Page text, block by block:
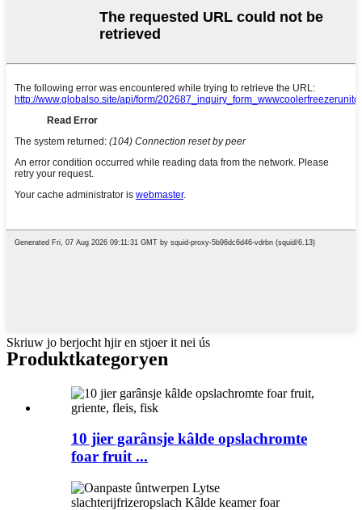
Skriuw jo berjocht hjir en stjoer it nei ús
Produktkategoryen
10 jier garânsje kâlde opslachromte
foar fruit ...